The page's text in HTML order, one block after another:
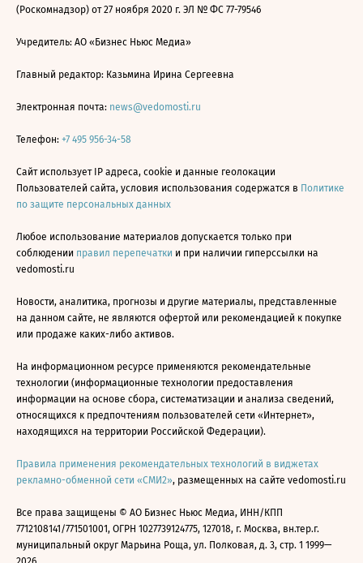
(Роскомнадзор) от 27 ноября 2020 г. ЭЛ № ФС 77-79546
Учредитель: АО «Бизнес Ньюс Медиа»
Главный редактор: Казьмина Ирина Сергеевна
Электронная почта: news@vedomosti.ru
Телефон: +7 495 956-34-58
Сайт использует IP адреса, cookie и данные геолокации
Пользователей сайта, условия использования содержатся в Политике
по защите персональных данных
Любое использование материалов допускается только при
соблюдении правил перепечатки и при наличии гиперссылки на
vedomosti.ru
Новости, аналитика, прогнозы и другие материалы, представленные
на данном сайте, не являются офертой или рекомендацией к покупке
или продаже каких-либо активов.
На информационном ресурсе применяются рекомендательные
технологии (информационные технологии предоставления
информации на основе сбора, систематизации и анализа сведений,
относящихся к предпочтениям пользователей сети «Интернет»,
находящихся на территории Российской Федерации).
Правила применения рекомендательных технологий в виджетах
рекламно-обменной сети «СМИ2», размещенных на сайте vedomosti.ru
Все права защищены © АО Бизнес Ньюс Медиа, ИНН/КПП
7712108141/771501001, ОГРН 1027739124775, 127018, г. Москва, вн.тер.г.
муниципальный округ Марьина Роща, ул. Полковая, д. 3, стр. 1 1999—